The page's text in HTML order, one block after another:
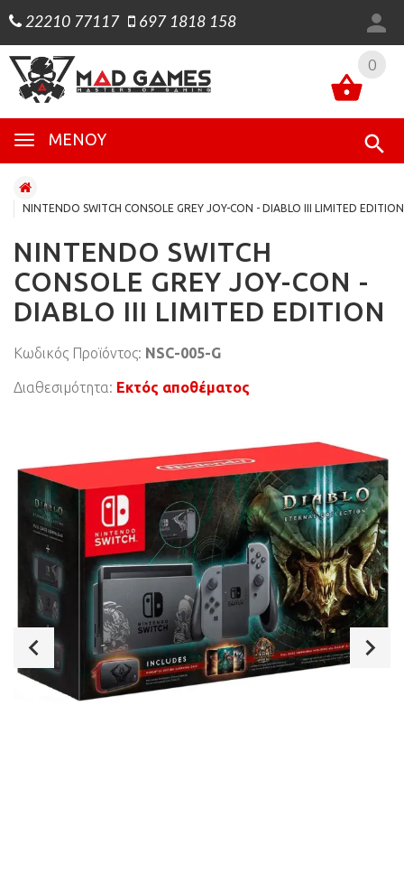
22210 77117 697 1818 158
0
ΜΕΝΟΎ
0
NINTENDO SWITCH CONSOLE GREY JOY-CON - DIABLO III LIMITED EDITION
NINTENDO SWITCH
CONSOLE GREY JOY-CON -
DIABLO III LIMITED EDITION
Κωδικός Προϊόντος: NSC-005-G
Διαθεσιμότητα: Εκτός αποθέματος